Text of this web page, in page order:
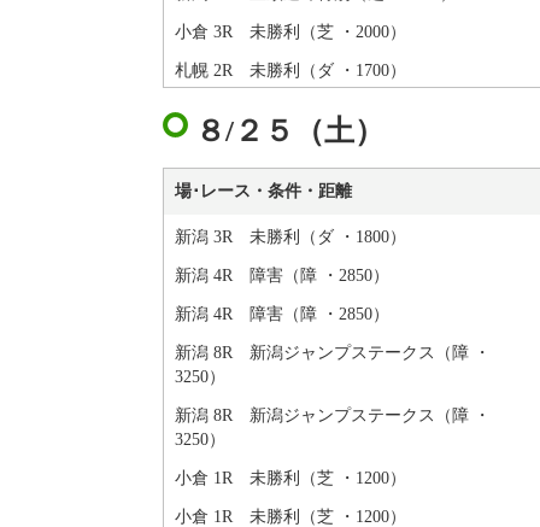
小倉 3R 未勝利（芝 ・2000）
札幌 2R 未勝利（ダ ・1700）
８/２５（土）
場･レース・条件・距離
新潟 3R 未勝利（ダ ・1800）
新潟 4R 障害（障 ・2850）
新潟 4R 障害（障 ・2850）
新潟 8R 新潟ジャンプステークス（障 ・
3250）
新潟 8R 新潟ジャンプステークス（障 ・
3250）
小倉 1R 未勝利（芝 ・1200）
小倉 1R 未勝利（芝 ・1200）